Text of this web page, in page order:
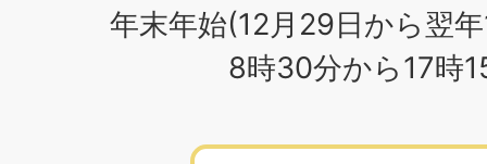
年末年始(12月29日から翌
8時30分から17時